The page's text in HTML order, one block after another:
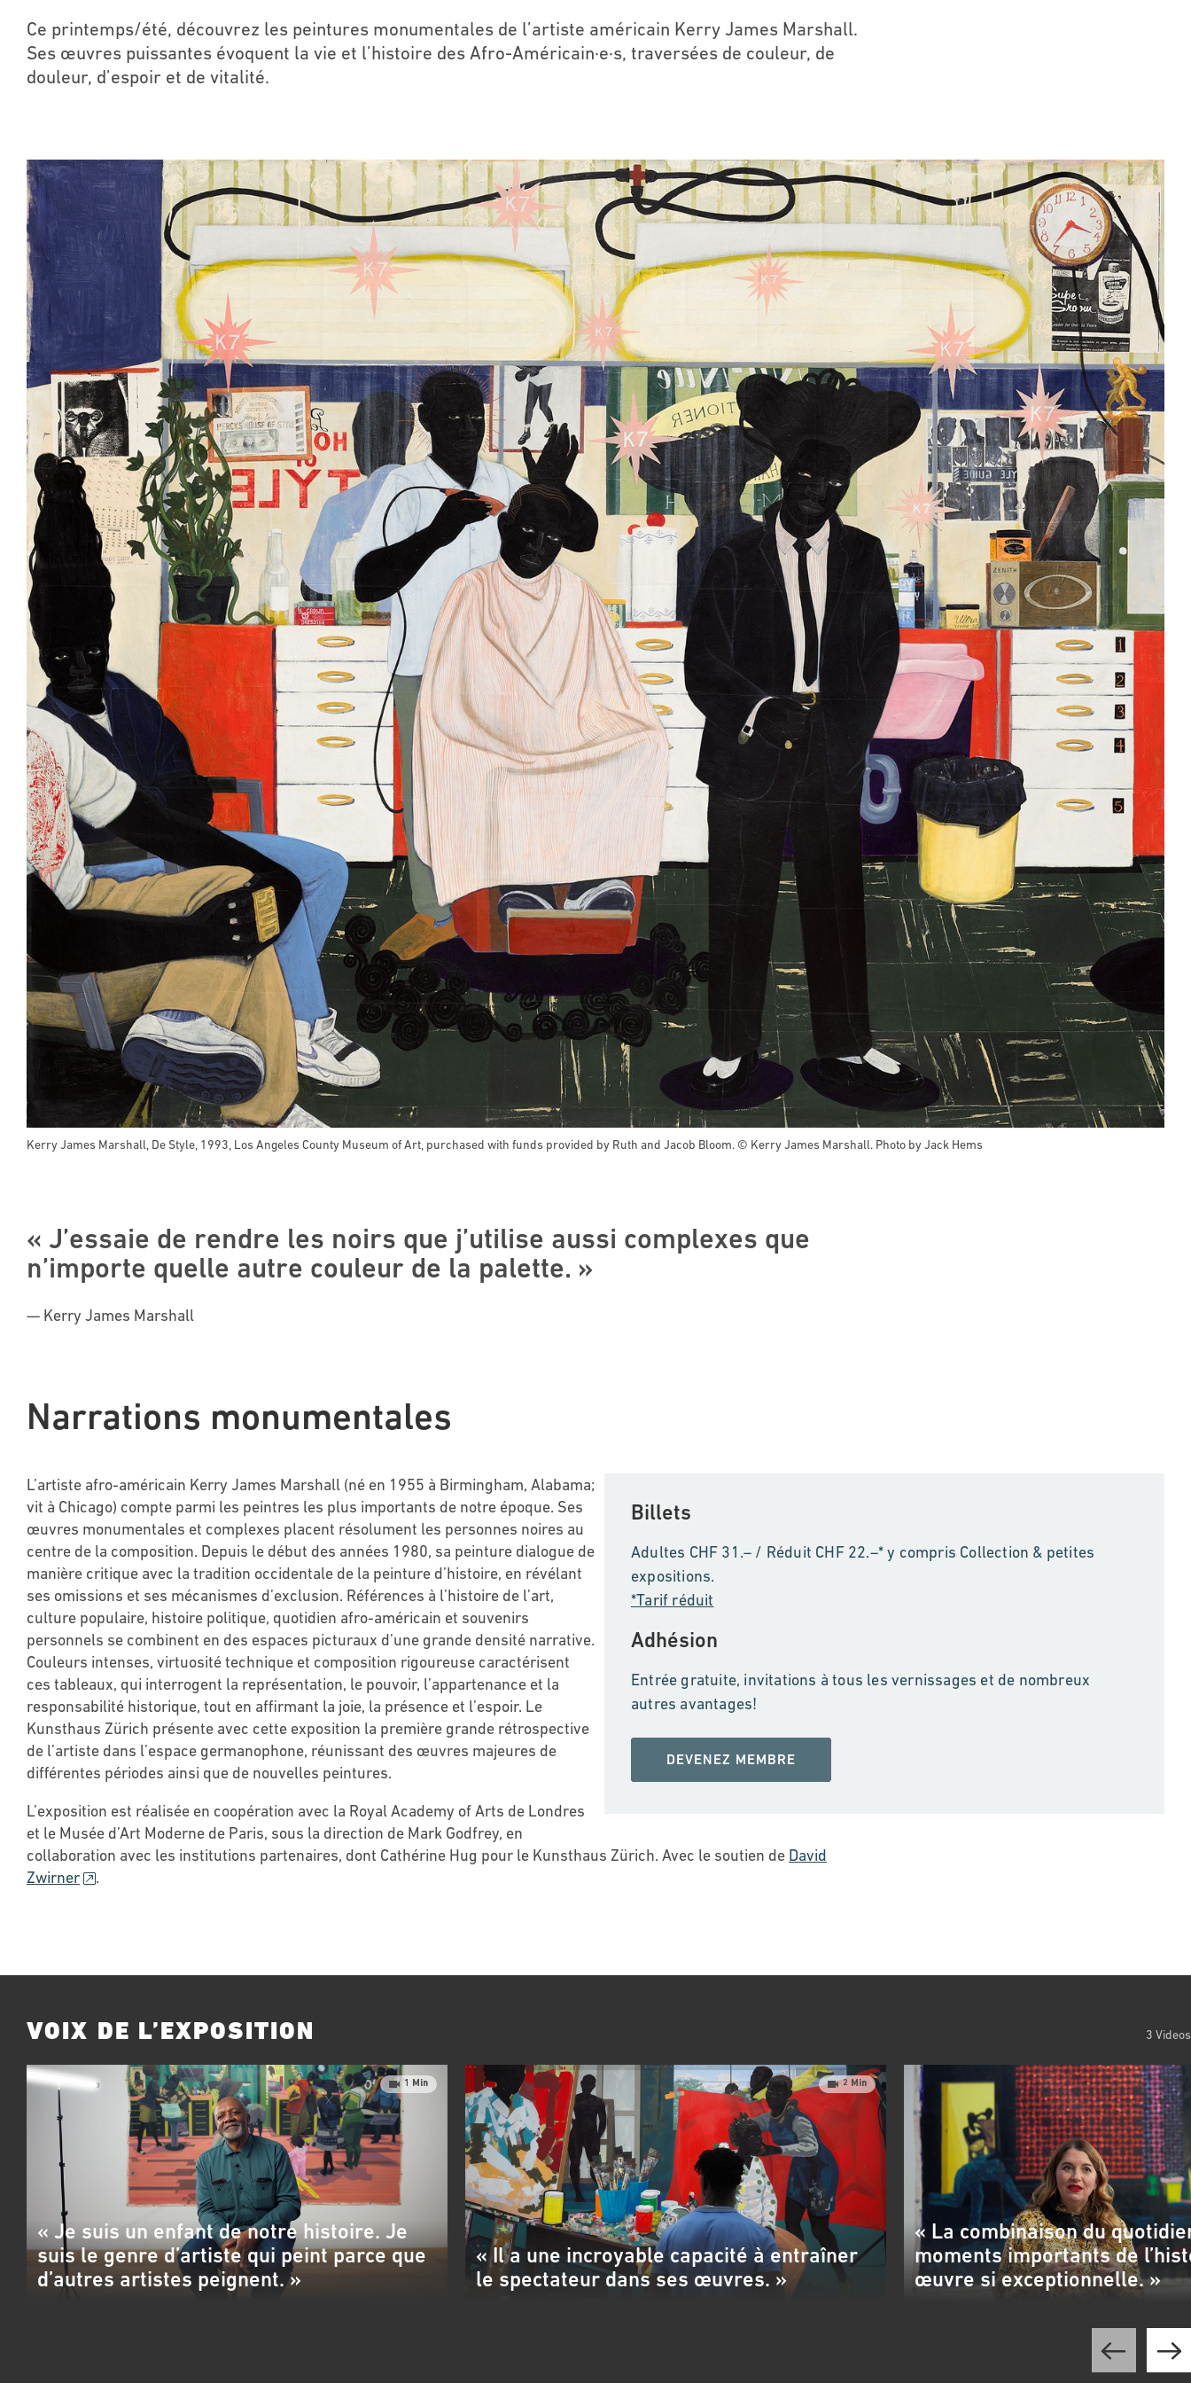
Ce printemps/été, découvrez les peintures monumentales de l’artiste américain Kerry James Marshall.
Ses œuvres puissantes évoquent la vie et l’histoire des Afro-Américain·e·s, traversées de couleur, de
douleur, d’espoir et de vitalité.
Kerry James Marshall, De Style, 1993, Los Angeles County Museum of Art, purchased with funds provided by Ruth and Jacob Bloom. © Kerry James Marshall. Photo by Jack Hems
« J’essaie de rendre les noirs que j’utilise aussi complexes que
n’importe quelle autre couleur de la palette. »
— Kerry James Marshall
Narrations monumentales
Billets
Adultes CHF 31.– / Réduit CHF 22.–* y compris Collection & petites
expositions.
*Tarif réduit
Adhésion
Entrée gratuite, invitations à tous les vernissages et de nombreux
autres avantages!
DEVENEZ MEMBRE
L’artiste afro-américain Kerry James Marshall (né en 1955 à Birmingham, Alabama;
vit à Chicago) compte parmi les peintres les plus importants de notre époque. Ses
œuvres monumentales et complexes placent résolument les personnes noires au
centre de la composition. Depuis le début des années 1980, sa peinture dialogue de
manière critique avec la tradition occidentale de la peinture d’histoire, en révélant
ses omissions et ses mécanismes d’exclusion. Références à l’histoire de l’art,
culture populaire, histoire politique, quotidien afro-américain et souvenirs
personnels se combinent en des espaces picturaux d’une grande densité narrative.
Couleurs intenses, virtuosité technique et composition rigoureuse caractérisent
ces tableaux, qui interrogent la représentation, le pouvoir, l’appartenance et la
responsabilité historique, tout en affirmant la joie, la présence et l’espoir. Le
Kunsthaus Zürich présente avec cette exposition la première grande rétrospective
de l’artiste dans l’espace germanophone, réunissant des œuvres majeures de
différentes périodes ainsi que de nouvelles peintures.
L’exposition est réalisée en coopération avec la Royal Academy of Arts de Londres
et le Musée d’Art Moderne de Paris, sous la direction de Mark Godfrey, en
collaboration avec les institutions partenaires, dont Cathérine Hug pour le Kunsthaus Zürich. Avec le soutien de David
Zwirner
.
VOIX DE L’EXPOSITION 3 Videos
1 Min
« Je suis un enfant de notre histoire. Je
suis le genre d’artiste qui peint parce que
d’autres artistes peignent. »
2 Min
« Il a une incroyable capacité à entraîner
le spectateur dans ses œuvres. »
« La combinaison du
moments importants de
œuvre si exceptionnelle. »